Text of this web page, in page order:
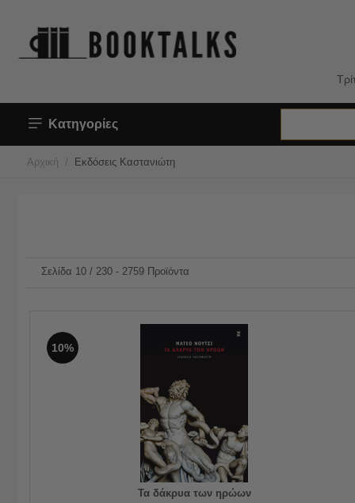
Κατηγορίες
Αρχική / Εκδόσεις Καστανιώτη
Σελίδα 10 / 230 - 2759 Προϊόντα
10%
Τα δάκρυα των ηρώων